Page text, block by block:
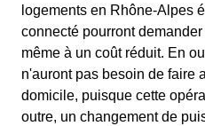
logements en Rhône-Alpes
connecté pourront
même à un coût réduit. En
n'auront pas besoin de faire
domicile, puisque cette
outre, un changement de